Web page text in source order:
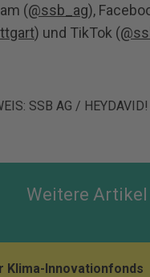
(@ssb_ag),
) und TikTok (
SSB AG / HEYDAVID!
Weitere Artikel
Klima-Innovationfonds